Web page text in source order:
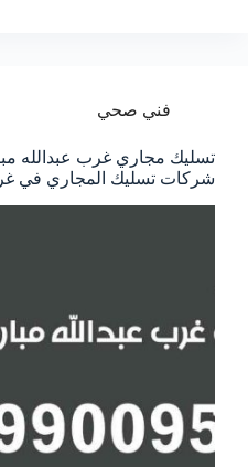
فني صحي
شركات تسليك المجاري في